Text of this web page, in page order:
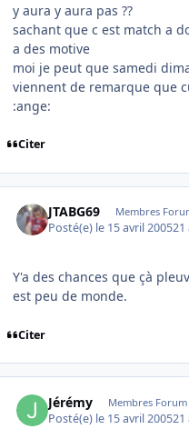
y aura y aura pas ??
sachant que c est match a
a des motive
moi je peut que samedi
viennent de remarque que
:ange:
Citer
JTABG69 Membres
Posté(e) le 15 avril 200521
Y'a des chances que çà
est peu de monde.
Citer
Jérémy Membres Forum
Posté(e) le 15 avril 200521